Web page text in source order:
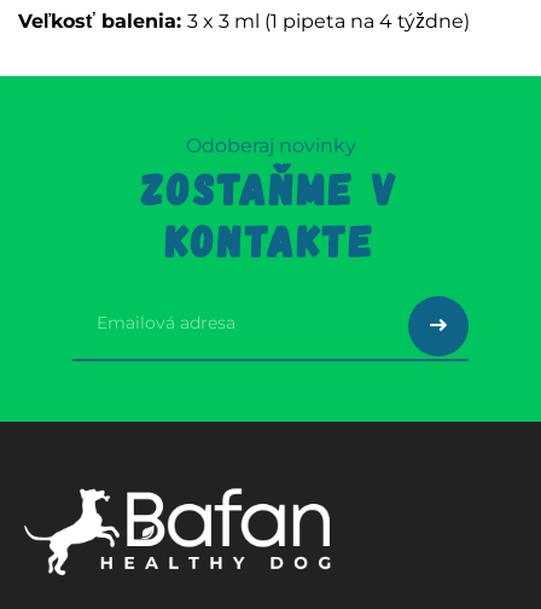
Veľkosť balenia: 3 x 3 ml (1 pipeta na 4 týždne)
Odoberaj novinky
ZOSTAŇME V
KONTAKTE